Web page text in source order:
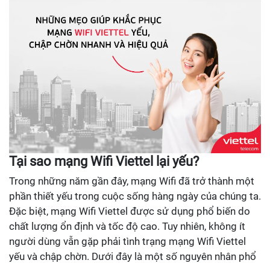
Tại sao mạng Wifi Viettel lại yếu?
Trong những năm gần đây, mạng Wifi đã trở thành một
phần thiết yếu trong cuộc sống hàng ngày của chúng ta.
Đặc biệt, mạng Wifi Viettel được sử dụng phổ biến do
chất lượng ổn định và tốc độ cao. Tuy nhiên, không ít
người dùng vẫn gặp phải tình trạng mạng Wifi Viettel
yếu và chập chờn. Dưới đây là một số nguyên nhân phổ